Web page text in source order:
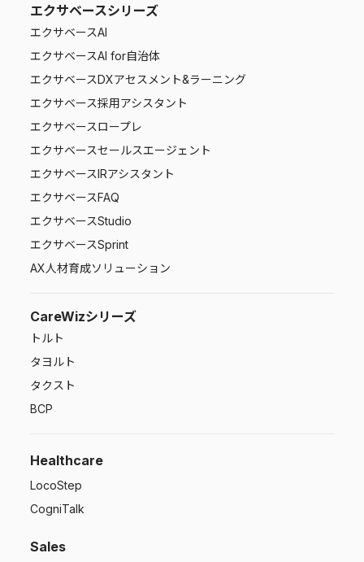
エクサベースシリーズ
エクサベースAI
エクサベースAI for自治体
エクサベースDXアセスメント&ラーニング
エクサベース採用アシスタント
エクサベースロープレ
エクサベースセールスエージェント
エクサベースIRアシスタント
エクサベースFAQ
エクサベースStudio
エクサベースSprint
AX人材育成ソリューション
CareWizシリーズ
トルト
タヨルト
タクスト
BCP
Healthcare
LocoStep
CogniTalk
Sales